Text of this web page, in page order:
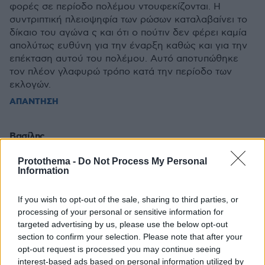
Protothema - Do Not Process My Personal
Information
If you wish to opt-out of the sale, sharing to third parties, or
processing of your personal or sensitive information for
targeted advertising by us, please use the below opt-out
section to confirm your selection. Please note that after your
opt-out request is processed you may continue seeing
interest-based ads based on personal information utilized by
φορές σε περίοδο πολέμου ντουφεκίζονται. Η
συντριπτική πλειοψηφία των ρώσων καταλαβαίνει το
δίκαιο του αγώνα ς και ότι ο πούτιν δεν φέρει καμία
απολύτως ευθύνη για την έναρξη καθώς και για την
επέκταση αυτού του πολέμου. Αυτό αποτυπώθηκε
τον πλέον γλαφυρώ τρόπο κατά την περίοδο των
εκλογών.
ΑΠΑΝΤΗΣΗ
Βασίλης
Καλά της έκαναν την βία ζητούσε οπότε πήρε και την
ανάλογη απάντηση
Gianis
14.11.2024, 17:52
Εμ αυτά έχει ο κουμουνισμος